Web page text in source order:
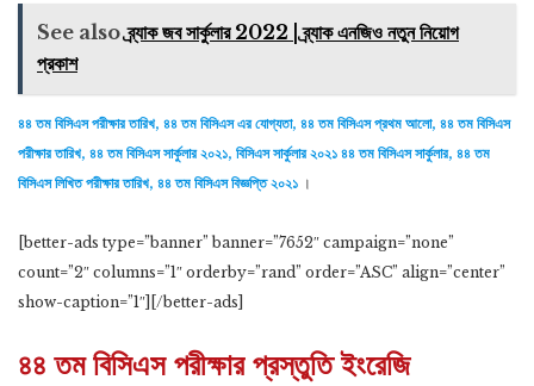
See also ব্র্যাক জব সার্কুলার 2022 | ব্র্যাক এনজিও নতুন নিয়োগ
প্রকাশ
৪৪ তম বিসিএস পরীক্ষার তারিখ, ৪৪ তম বিসিএস এর যোগ্যতা, ৪৪ তম বিসিএস প্রথম আলো, ৪৪ তম বিসিএস
পরীক্ষার তারিখ, ৪৪ তম বিসিএস সার্কুলার ২০২১, বিসিএস সার্কুলার ২০২১ ৪৪ তম বিসিএস সার্কুলার, ৪৪ তম
বিসিএস লিখিত পরীক্ষার তারিখ, ৪৪ তম বিসিএস বিজ্ঞপ্তি ২০২১ ।
[better-ads type=”banner” banner=”7652″ campaign=”none”
count=”2″ columns=”1″ orderby=”rand” order=”ASC” align=”center”
show-caption=”1″][/better-ads]
৪৪ তম বিসিএস পরীক্ষার প্রস্তুতি ইংরেজি